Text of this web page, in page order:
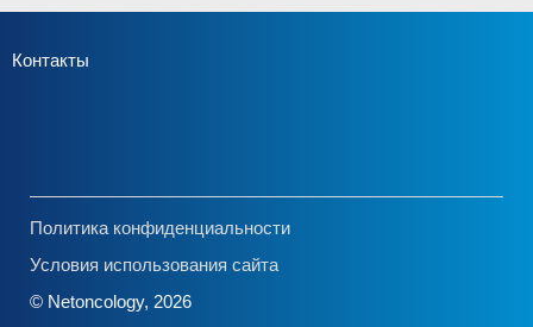
Контакты
Политика конфиденциальности
Условия использования сайта
© Netoncology, 2026